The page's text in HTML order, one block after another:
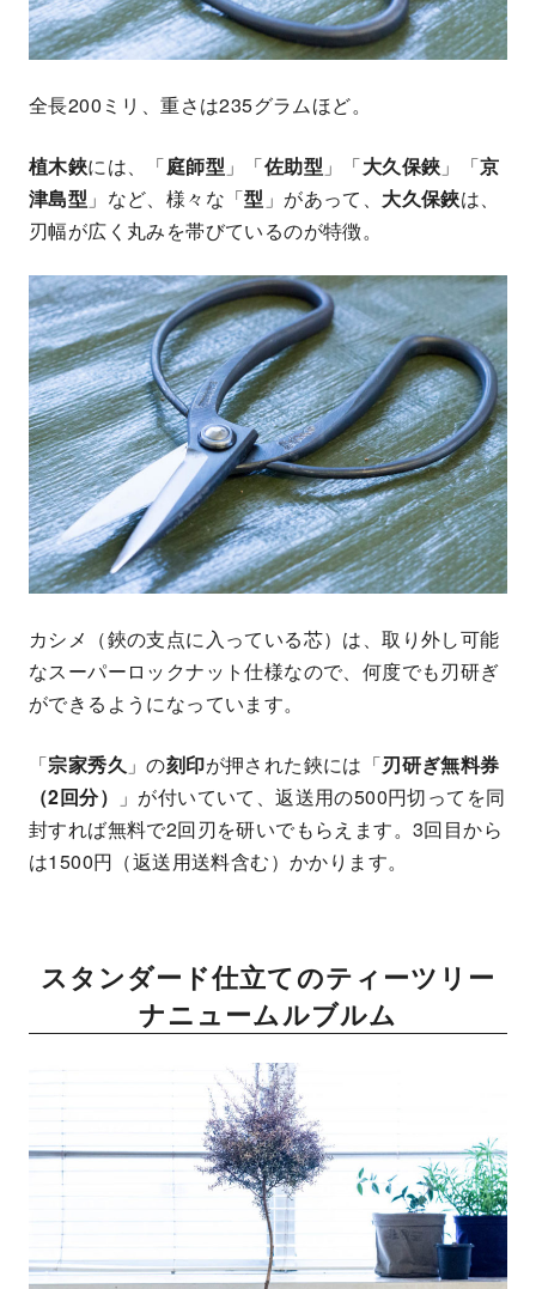
全長200ミリ、重さは235グラムほど。
植木鋏には、「庭師型 」「佐助型 」「大久保鋏 」「京
津島型 」など、様々な「型 」があって、 大久保鋏は、
刃幅が広く丸みを帯びているのが特徴。
カシメ（鋏の支点に入っている芯）は、取り外し可能
なスーパーロックナット仕様なので、何度でも刃研ぎ
ができるようになっています。
「宗家秀久 」の刻印が押された鋏には「刃研ぎ無料券
（2回分）
」が付いていて、返送用の500円切ってを同
封すれば無料で2回刃を研いでもらえます。3回目から
は1500円（返送用送料含む）かかります。
スタンダード仕立てのティーツリー
ナニュームルブルム